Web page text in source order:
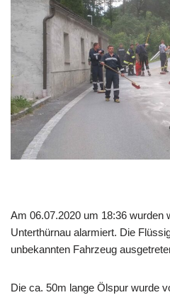
Am 06.07.2020 um 18:36 wurden
Unterthürnau alarmiert. Die
unbekannten Fahrzeug
Die ca. 50m lange Ölspur wurde